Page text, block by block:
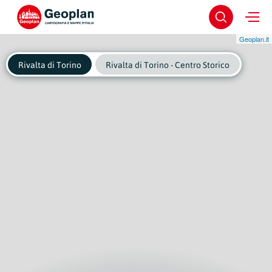
Geoplan.it
Rivalta di Torino Rivalta di Torino - Centro Storico